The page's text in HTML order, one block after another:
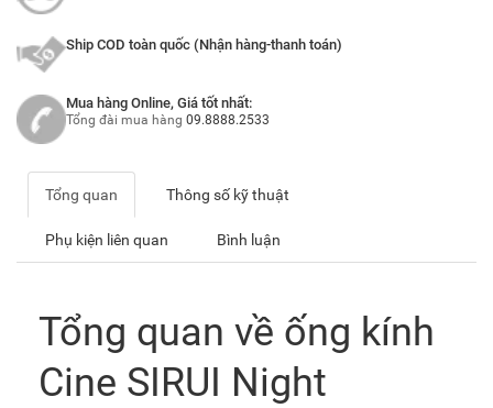
Ship COD toàn quốc (Nhận hàng-thanh toán)
Mua hàng Online, Giá tốt nhất:
Tổng đài mua hàng 09.8888.2533
Tổng quan Thông số kỹ thuật
Phụ kiện liên quan Bình luận
Tổng quan về ống kính
Cine SIRUI Night